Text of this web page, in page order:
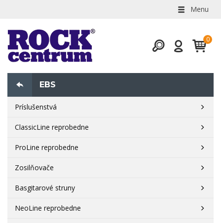
Menu
EBS
Príslušenstvá
ClassicLine reprobedne
ProLine reprobedne
Zosilňovače
Basgitarové struny
NeoLine reprobedne